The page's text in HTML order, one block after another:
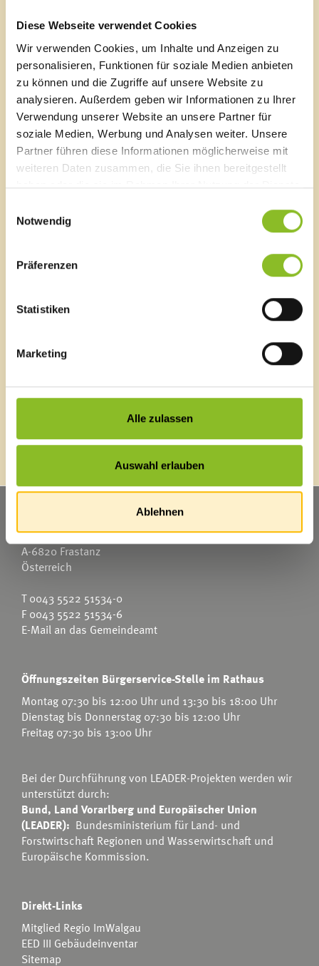
Diese Webseite verwendet Cookies
Wir verwenden Cookies, um Inhalte und Anzeigen zu
personalisieren, Funktionen für soziale Medien anbieten
zu können und die Zugriffe auf unsere Website zu
analysieren. Außerdem geben wir Informationen zu Ihrer
Verwendung unserer Website an unsere Partner für
soziale Medien, Werbung und Analysen weiter. Unsere
Partner führen diese Informationen möglicherweise mit
weiteren Daten zusammen, die Sie ihnen bereitgestellt
haben oder die sie im Rahmen Ihrer Nutzung der Dienste
Notwendig
Präferenzen
Statistiken
Marketing
Alle zulassen
Auswahl erlauben
Ablehnen
Marktgemeinde Frastanz
Sägenplatz 1
A-6820 Frastanz, Österreich
Lageplan
T0043 5522 51534-0
F 0043 5522 51534-6
Schnellzugriff
Blackout
Veranstaltungskalender
News Archiv
Energieeffiziente Gemeinde
Marktgemeinde Frastanz
Sägenplatz 1
A-6820 Frastanz
Österreich
T0043 5522 51534-0
F 0043 5522 51534-6
E-Mail an das Gemeindeamt
Öffnungszeiten Bürgerservice-Stelle im Rathaus
Montag 07:30 bis 12:00 Uhr und 13:30 bis 18:00 Uhr
Dienstag bis Donnerstag 07:30 bis 12:00 Uhr
Freitag 07:30 bis 13:00 Uhr
Bei der Durchführung von LEADER-Projekten werden wir
unterstützt durch:
Bund, Land Vorarlberg und Europäischer Union
(LEADER): Bundesministerium für Land- und
Forstwirtschaft Regionen und Wasserwirtschaft und
Europäische Kommission.
Direkt-Links
Mitglied Regio ImWalgau
EED III Gebäudeinventar
Sitemap